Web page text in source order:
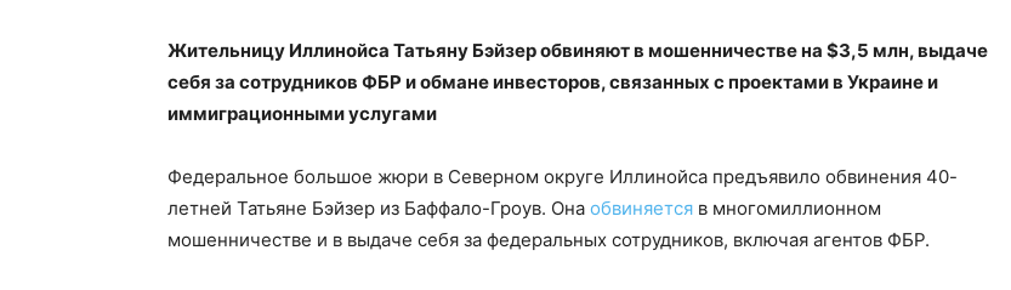
Жительницу Иллинойса Татьяну Бэйзер обвиняют в мошенничестве на $3,5 млн, выдаче
себя за сотрудников ФБР и обмане инвесторов, связанных с проектами в Украине и
иммиграционными услугами
Федеральное большое жюри в Северном округе Иллинойса предъявило обвинения 40-
летней Татьяне Бэйзер из Баффало-Гроув. Она обвиняется в многомиллионном
мошенничестве и в выдаче себя за федеральных сотрудников, включая агентов ФБР.